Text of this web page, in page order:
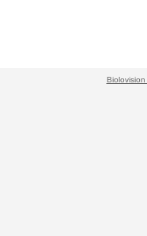
Biolovision